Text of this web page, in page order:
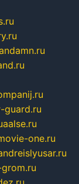
guard.ru
aalse.ru
one.ru